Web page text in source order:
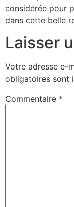
considérée pour
dans cette belle
Laisser
Votre adresse e-
obligatoires sont
Commentaire *